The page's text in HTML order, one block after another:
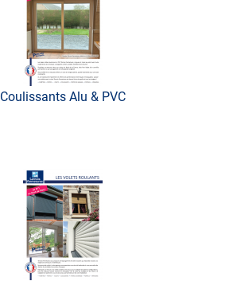
Coulissants Alu & PVC